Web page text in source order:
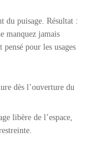
du puisage. Résultat :
manquez jamais
pour les usages
dès l’ouverture du
libère de l’espace,